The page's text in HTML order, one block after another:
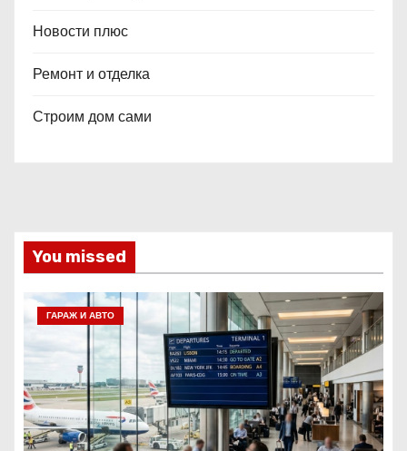
Новости плюс
Ремонт и отделка
Строим дом сами
You missed
ГАРАЖ И АВТО